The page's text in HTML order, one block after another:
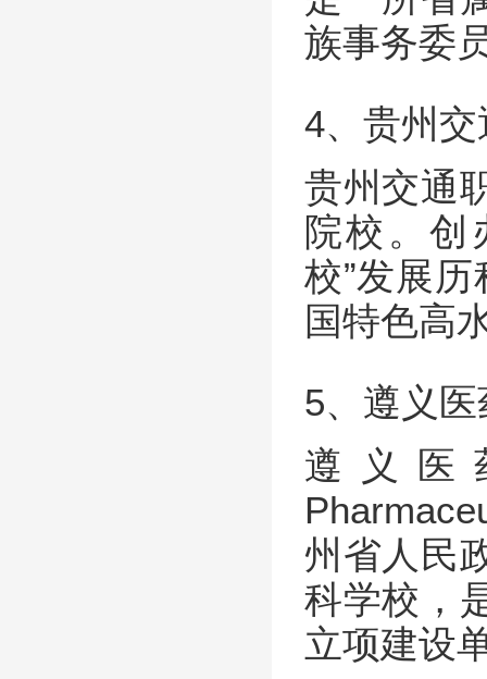
族事务委
4、贵州
贵州交通
院校。创
校”发展
国特色高
5、遵义
遵义医
州省人民
科学校，
立项建设